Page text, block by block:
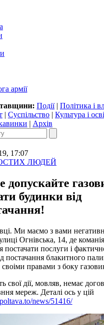
армії
Події| Політика і
| Суспільство | Культура і
| Архів
17:07
ЛЮДЕЙ
допускайте
будинки від
Ми маємо з вами
Огнівська, 14, де
постачати послуги і
постачання блакитного
правами з боку
свої дії, мовляв, немає
мереж. Деталі ось у цій
news/51416/